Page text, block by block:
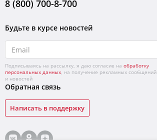
8 (800) 700-8-700
Будьте в курсе новостей
Подписываясь на рассылку, я даю согласие на обработку
персональных данных, на получение рекламных сообщений
и новостей
Обратная связь
Написать в поддержку